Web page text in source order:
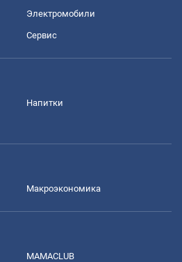
Электромобили
Сервис
Напитки
Mакроэкономика
MAMACLUB